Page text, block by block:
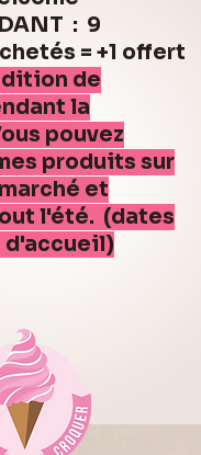
: 9
= +1 offert
de
la
pouvez
produits sur
et
l'été. (dates
d'accueil)